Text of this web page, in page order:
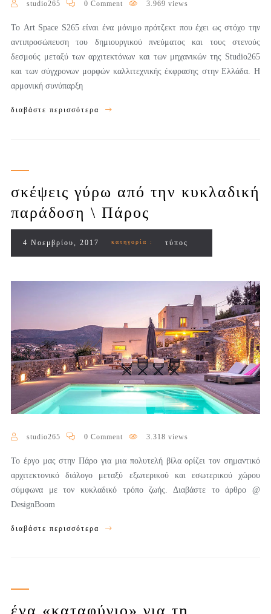
studio265 0 Comment 3.969 views
Το Art Space S265 είναι ένα μόνιμο πρότζεκτ που έχει ως στόχο την
αντιπροσώπευση του δημιουργικού πνεύματος και τους στενούς
δεσμούς μεταξύ των αρχιτεκτόνων και των μηχανικών της Studio265
και των σύγχρονων μορφών καλλιτεχνικής έκφρασης στην Ελλάδα. Η
αρμονική συνύπαρξη
διαβάστε περισσότερα
σκέψεις γύρω από την κυκλαδική
παράδοση \ Πάρος
4 Νοεμβρίου, 2017 κατηγορία : τύπος
studio265 0 Comment 3.318 views
Το έργο μας στην Πάρο για μια πολυτελή βίλα ορίζει τον σημαντικό
αρχιτεκτονικό διάλογο μεταξύ εξωτερικού και εσωτερικού χώρου
σύμφωνα με τον κυκλαδικό τρόπο ζωής. Διαβάστε το άρθρο @
DesignBoom
διαβάστε περισσότερα